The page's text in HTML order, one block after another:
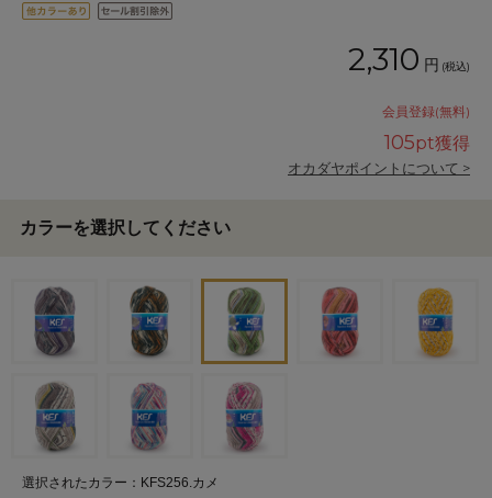
2,310 円 (税込)
会員登録(無料)
105pt獲得
オカダヤポイントについて >
カラーを選択してください
選択されたカラー：KFS256.カメ